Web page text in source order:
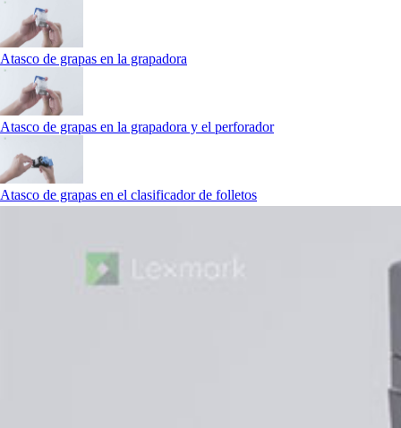
Atasco de grapas en la grapadora
Atasco de grapas en la grapadora y el perforador
Atasco de grapas en el clasificador de folletos